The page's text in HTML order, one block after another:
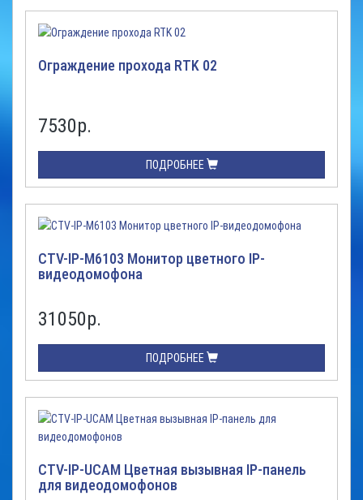
Ограждение прохода RTK 02
7530р.
ПОДРОБНЕЕ
CTV-IP-M6103 Монитор цветного IP-
видеодомофона
31050р.
ПОДРОБНЕЕ
CTV-IP-UCAM Цветная вызывная IP-панель
для видеодомофонов